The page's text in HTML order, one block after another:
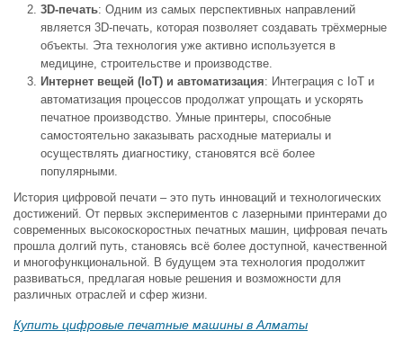
3D-печать: Одним из самых перспективных направлений
является 3D-печать, которая позволяет создавать трёхмерные
объекты. Эта технология уже активно используется в
медицине, строительстве и производстве.
Интернет вещей (IoT) и автоматизация: Интеграция с IoT и
автоматизация процессов продолжат упрощать и ускорять
печатное производство. Умные принтеры, способные
самостоятельно заказывать расходные материалы и
осуществлять диагностику, становятся всё более
популярными.
История цифровой печати – это путь инноваций и технологических
достижений. От первых экспериментов с лазерными принтерами до
современных высокоскоростных печатных машин, цифровая печать
прошла долгий путь, становясь всё более доступной, качественной
и многофункциональной. В будущем эта технология продолжит
развиваться, предлагая новые решения и возможности для
различных отраслей и сфер жизни.
Купить цифровые печатные машины в Алматы